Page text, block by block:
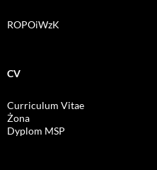
ROPOiWzK
CV
Curriculum Vitae
Żona
Dyplom MSP